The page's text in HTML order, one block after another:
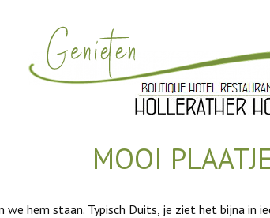
MOOI PLAATJE
hem staan. Typisch Duits, je ziet het bijna in